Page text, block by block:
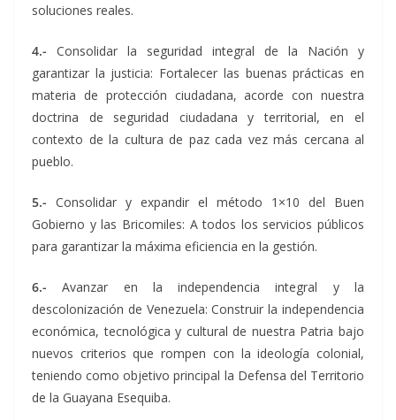
soluciones reales.
4.- Consolidar la seguridad integral de la Nación y
garantizar la justicia: Fortalecer las buenas prácticas en
materia de protección ciudadana, acorde con nuestra
doctrina de seguridad ciudadana y territorial, en el
contexto de la cultura de paz cada vez más cercana al
pueblo.
5.- Consolidar y expandir el método 1×10 del Buen
Gobierno y las Bricomiles: A todos los servicios públicos
para garantizar la máxima eficiencia en la gestión.
6.- Avanzar en la independencia integral y la
descolonización de Venezuela: Construir la independencia
económica, tecnológica y cultural de nuestra Patria bajo
nuevos criterios que rompen con la ideología colonial,
teniendo como objetivo principal la Defensa del Territorio
de la Guayana Esequiba.